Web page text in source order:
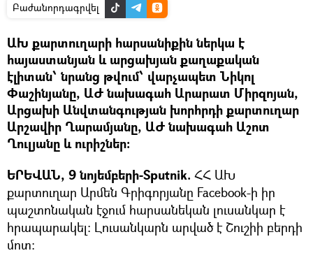
Բաժանորդագրվել
ԱԽ քարտուղարի հարսանիքին ներկա է
հայաստանյան և արցախյան քաղաքական
էլիտան՝ նրանց թվում՝ վարչապետ Նիկոլ
Փաշինյանը, ԱԺ նախագահ Արարատ Միրզոյան,
Արցախի Անվտանգության խորհրդի քարտուղար
Արշավիր Ղարամյանը, ԱԺ նախագահ Աշոտ
Ղուլյանը և ուրիշներ:
ԵՐԵՎԱՆ, 9 նոյեմբերի-Sputnik. ՀՀ ԱԽ
քարտուղար Արմեն Գրիգորյանը Facebook-ի իր
պաշտոնական էջում հարսանեկան լուսանկար է
հրապարակել։ Լուսանկարն արված է Շուշիի բերդի
մոտ։